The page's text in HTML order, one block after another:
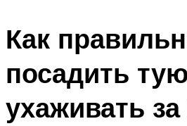
Как
посадить
ухаживать